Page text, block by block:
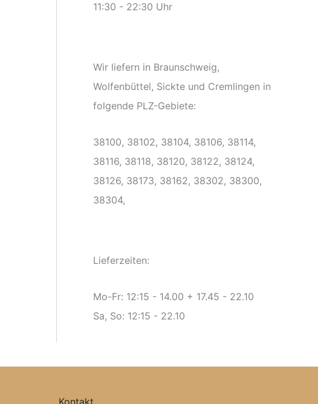
11:30 - 22:30 Uhr
Wir liefern in Braunschweig,
Wolfenbüttel, Sickte und Cremlingen in
folgende PLZ-Gebiete:
38100, 38102, 38104, 38106, 38114,
38116, 38118, 38120, 38122, 38124,
38126, 38173, 38162, 38302, 38300,
38304,
Lieferzeiten:
Mo-Fr: 12:15 - 14.00 + 17.45 - 22.10
Sa, So: 12:15 - 22.10
Kontakt